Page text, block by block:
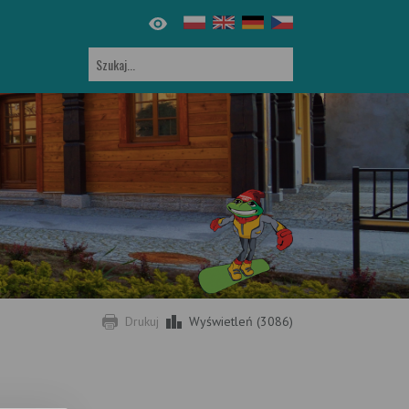
Drukuj Wyświetleń (3086)